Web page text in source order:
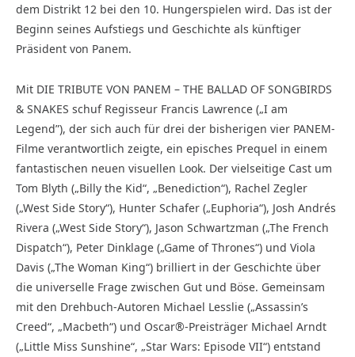
dem Distrikt 12 bei den 10. Hungerspielen wird. Das ist der
Beginn seines Aufstiegs und Geschichte als künftiger
Präsident von Panem.
Mit DIE TRIBUTE VON PANEM – THE BALLAD OF SONGBIRDS
& SNAKES schuf Regisseur Francis Lawrence („I am
Legend”), der sich auch für drei der bisherigen vier PANEM-
Filme verantwortlich zeigte, ein episches Prequel in einem
fantastischen neuen visuellen Look. Der vielseitige Cast um
Tom Blyth („Billy the Kid“, „Benediction“), Rachel Zegler
(„West Side Story“), Hunter Schafer („Euphoria“), Josh Andrés
Rivera („West Side Story“), Jason Schwartzman („The French
Dispatch“), Peter Dinklage („Game of Thrones“) und Viola
Davis („The Woman King“) brilliert in der Geschichte über
die universelle Frage zwischen Gut und Böse. Gemeinsam
mit den Drehbuch-Autoren Michael Lesslie („Assassin’s
Creed“, „Macbeth“) und Oscar®-Preisträger Michael Arndt
(„Little Miss Sunshine“, „Star Wars: Episode VII“) entstand